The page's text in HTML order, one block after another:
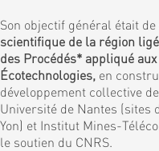
Son objectif général était de
scientifique de la région
des Procédés* appliqué
Écotechnologies, en
développement collective
Université de Nantes (sites
Yon) et Institut Mines-
le soutien du CNRS.